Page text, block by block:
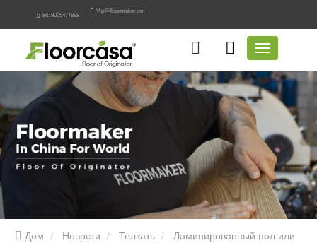
8619005477888
Vip@floormaker.cn
Дом Новости Толкать